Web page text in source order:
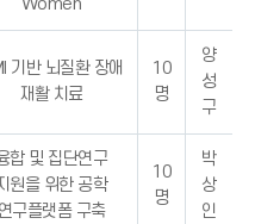
Women
기반 뇌질환 장애
재활 치료
10
명
양
성
구
합 및 집단연구
원을 위한 공학
연구플랫폼 구축
10
명
박
상
인